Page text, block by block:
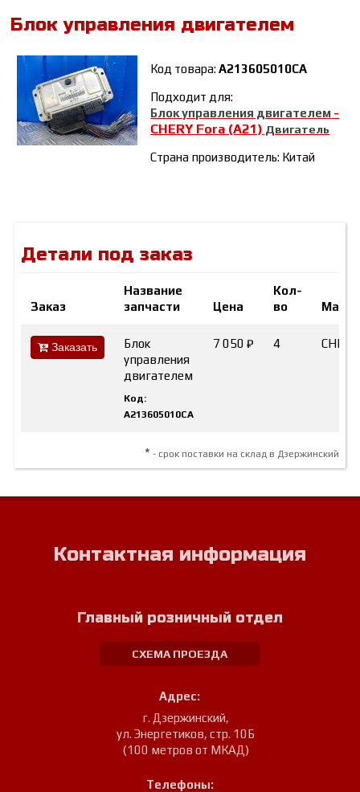
Блок управления двигателем
Код товара:A213605010CA
Подходит для:
Блок управления двигателем -
CHERY Fora (A21) Двигатель
Страна производитель: Китай
Детали под заказ
Заказ
Название
запчасти
Цена
Кол-
во
Марка
Заказать
Блок
управления
двигателем
Код:
A213605010CA
7 050 ₽ 4 CHERY
* - срок поставки на склад в Дзержинский
Контактная информация
Главный розничный отдел
СХЕМА ПРОЕЗДА
Адрес:
г. Дзержинский,
ул. Энергетиков, стр. 10Б
(100 метров от МКАД)
Телефоны: